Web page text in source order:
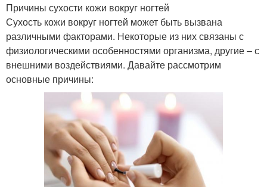
Причины сухости кожи вокруг ногтей
Сухость кожи вокруг ногтей может быть вызвана
различными факторами. Некоторые из них связаны с
физиологическими особенностями организма, другие – с
внешними воздействиями. Давайте рассмотрим
основные причины: